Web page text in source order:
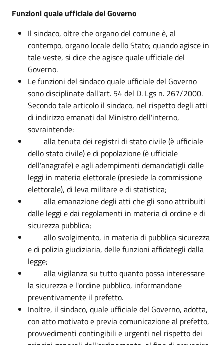
Funzioni quale ufficiale del Governo
Il sindaco, oltre che organo del comune è, al
contempo, organo locale dello Stato; quando agisce in
tale veste, si dice che agisce quale ufficiale del
Governo.
Le funzioni del sindaco quale ufficiale del Governo
sono disciplinate dall'art. 54 del D. Lgs n. 267/2000.
Secondo tale articolo il sindaco, nel rispetto degli atti
di indirizzo emanati dal Ministro dell'interno,
sovraintende:
alla tenuta dei registri di stato civile (è ufficiale
dello stato civile) e di popolazione (è ufficiale
dell'anagrafe) e agli adempimenti demandatigli dalle
leggi in materia elettorale (presiede la commissione
elettorale), di leva militare e di statistica;
alla emanazione degli atti che gli sono attribuiti
dalle leggi e dai regolamenti in materia di ordine e di
sicurezza pubblica;
allo svolgimento, in materia di pubblica sicurezza
e di polizia giudiziaria, delle funzioni affidategli dalla
legge;
alla vigilanza su tutto quanto possa interessare
la sicurezza e l'ordine pubblico, informandone
preventivamente il prefetto.
Inoltre, il sindaco, quale ufficiale del Governo, adotta,
con atto motivato e previa comunicazione al prefetto,
provvedimenti contingibili e urgenti nel rispetto dei